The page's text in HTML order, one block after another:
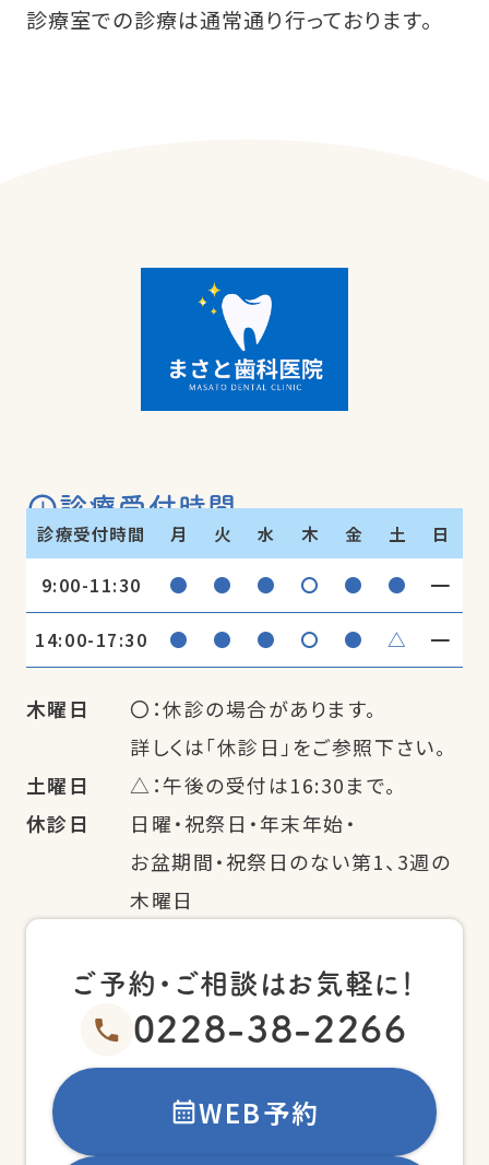
診療室での診療は通常通り行っております。
診療受付時間
診療受付時間 月 火 水 木 金 土 日
9:00-11:30 ● ● ● 〇 ● ● ━
14:00-17:30 ● ● ● 〇 ● △ ━
木曜日
〇：休診の場合があります。
詳しくは「休診日」をご参照下さい。
土曜日
△：午後の受付は16:30まで。
休診日
日曜・祝祭日・年末年始・
お盆期間・祝祭日のない第1、3週の
木曜日
ご予約・ご相談はお気軽に！
0228-38-2266
WEB予約